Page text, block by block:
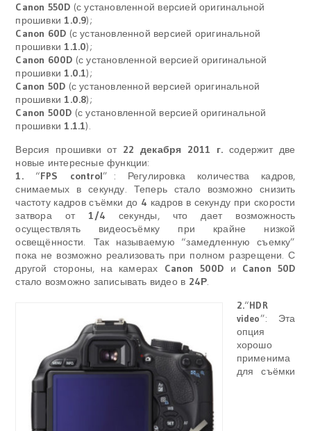
Canon 550D (с установленной версией оригинальной
прошивки 1.0.9);
Canon 60D (с установленной версией оригинальной
прошивки 1.1.0);
Canon 600D (с установленной версией оригинальной
прошивки 1.0.1);
Canon 50D (с установленной версией оригинальной
прошивки 1.0.8);
Canon 500D (с установленной версией оригинальной
прошивки 1.1.1).
Версия прошивки от 22 декабря 2011 г. содержит две
новые интересные функции:
1.“FPS control” : Регулировка количества кадров,
снимаемых в секунду. Теперь стало возможно снизить
частоту кадров съёмки до 4 кадров в секунду при скорости
затвора от 1/4секунды, что дает возможность
осуществлять видеосъёмку при крайне низкой
освещённости. Так называемую “замедленную съемку”
пока не возможно реализовать при полном разрещени. С
другой стороны, на камерах Canon 500D и Canon 50D
стало возможно записывать видео в 24Р.
2.“HDR
video”: Эта
опция
хорошо
применима
для съёмки